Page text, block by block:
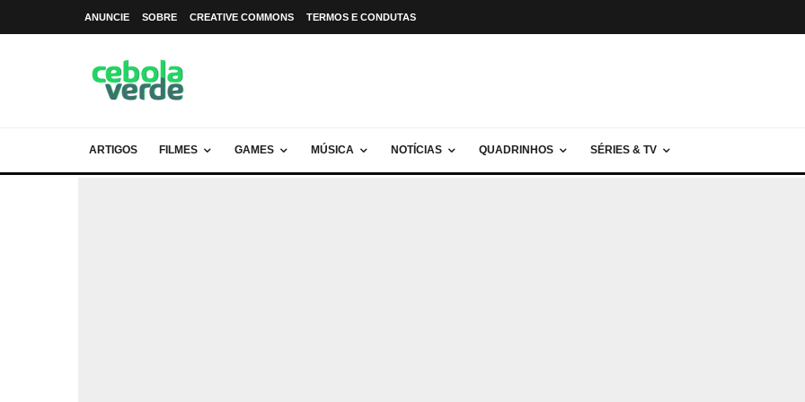
ANUNCIE SOBRE CREATIVE COMMONS TERMOS E CONDUTAS
ARTIGOS FILMES GAMES MÚSICA NOTÍCIAS QUADRINHOS SÉRIES & TV